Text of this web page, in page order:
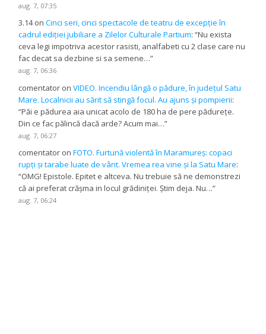
aug. 7, 07:35
3.14onCinci seri, cinci spectacole de teatru de excepție în
cadrul ediției jubiliare a Zilelor Culturale Partium: “Nu exista
ceva legi impotriva acestor rasisti, analfabeti cu 2 clase care nu
fac decat sa dezbine si sa semene…”
aug. 7, 06:36
comentator onVIDEO. Incendiu lângă o pădure, în județul Satu
Mare. Localnicii au sărit să stingă focul. Au ajuns și pompierii:
“Păi e pădurea aia unicat acolo de 180 ha de pere pădurețe.
Din ce fac pălincă dacă arde? Acum mai…”
aug. 7, 06:27
comentator onFOTO. Furtună violentă în Maramureș: copaci
rupți și tarabe luate de vânt. Vremea rea vine și la Satu Mare:
“OMG! Epistole. Epitet e altceva. Nu trebuie să ne demonstrezi
că ai preferat crășma in locul grădiniței. Știm deja. Nu…”
aug. 7, 06:24